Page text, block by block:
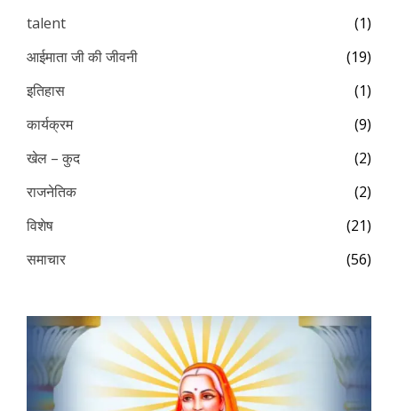
talent
(1)
आईमाता जी की जीवनी
(19)
इतिहास
(1)
कार्यक्रम
(9)
खेल – कुद
(2)
राजनेतिक
(2)
विशेष
(21)
समाचार
(56)